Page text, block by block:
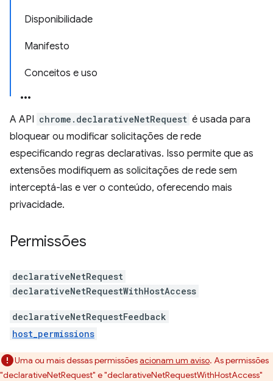
Disponibilidade
Manifesto
Conceitos e uso
A API chrome.declarativeNetRequest é usada para
bloquear ou modificar solicitações de rede
especificando regras declarativas. Isso permite que as
extensões modifiquem as solicitações de rede sem
interceptá-las e ver o conteúdo, oferecendo mais
privacidade.
Permissões
declarativeNetRequest
declarativeNetRequestWithHostAccess
declarativeNetRequestFeedback
host_permissions
Uma ou mais dessas permissõesacionam um aviso. As permissões
"declarativeNetRequest" e "declarativeNetRequestWithHostAccess"